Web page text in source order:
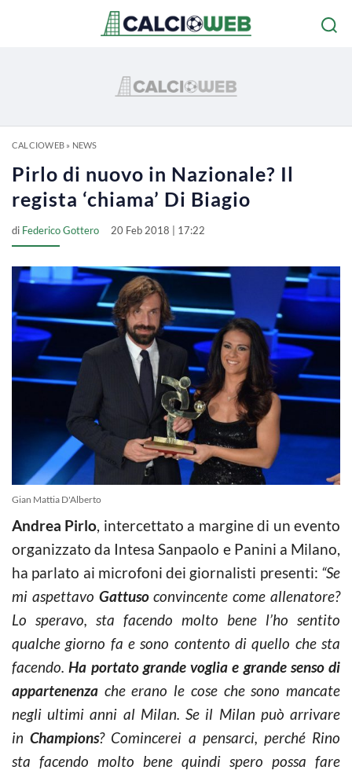
CALCIOWEB» NEWS
Pirlo di nuovo in Nazionale? Il
regista ‘chiama’ Di Biagio
di Federico Gottero 20 Feb 2018 | 17:22
Gian Mattia D'Alberto
Andrea Pirlo, intercettato a margine di un evento
organizzato da Intesa Sanpaolo e Panini a Milano,
ha parlato ai microfoni dei giornalisti presenti: “Se
mi aspettavo Gattusoconvincente come allenatore?
Lo speravo, sta facendo molto bene l’ho sentito
qualche giorno fa e sono contento di quello che sta
facendo.Ha portato grande voglia e grande senso di
appartenenza che erano le cose che sono mancate
negli ultimi anni al Milan. Se il Milan può arrivare
inChampions? Comincerei a pensarci, perché Rino
sta facendo molto bene quindi spero possa fare